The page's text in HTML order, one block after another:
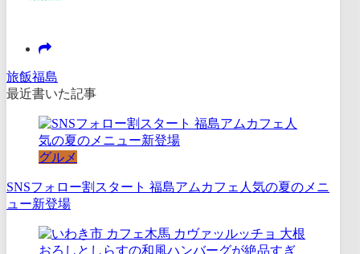
旅飯福島
最近書いた記事
グルメ
SNSフォロー割スタート 福島アムカフェ人気の夏のメニ
ュー新登場